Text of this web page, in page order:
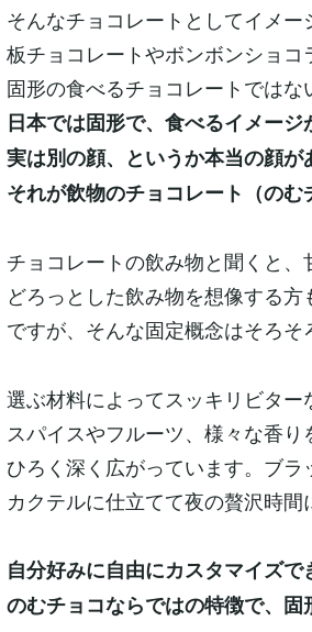
そんなチョコレートとしてイメー
板チョコレートやボンボンショコ
固形の食べるチョコレートではな
日本では固形で、食べるイメージ
実は別の顔、というか本当の顔が
それが飲物のチョコレート（のむ
チョコレートの飲み物と聞くと、
どろっとした飲み物を想像する方
ですが、そんな固定概念はそろそ
選ぶ材料によってスッキリビター
スパイスやフルーツ、様々な香り
ひろく深く広がっています。ブラ
カクテルに仕立てて夜の贅沢時間
自分好みに自由にカスタマイズで
のむチョコならではの特徴で、固